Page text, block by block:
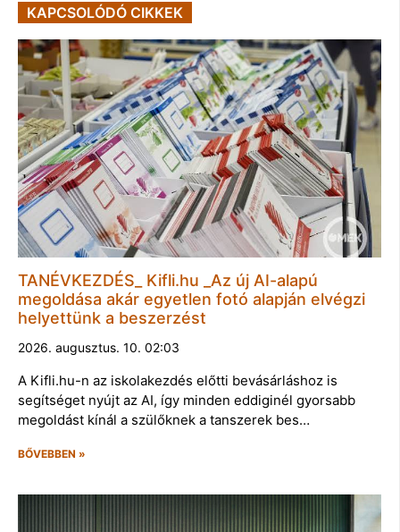
KAPCSOLÓDÓ CIKKEK
TANÉVKEZDÉS_ Kifli.hu _Az új AI-alapú
megoldása akár egyetlen fotó alapján elvégzi
helyettünk a beszerzést
2026. augusztus. 10. 02:03
A Kifli.hu-n az iskolakezdés előtti bevásárláshoz is
segítséget nyújt az AI, így minden eddiginél gyorsabb
megoldást kínál a szülőknek a tanszerek bes…
BŐVEBBEN »